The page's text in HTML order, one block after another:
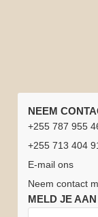
LINKS
Safari-
ervaringen
Neem
REIZEN
Safari
Beklim
Kilimanjaro
Tanzania +
Zanzibar
Tanzania
PARKEN
nationaal
park
Nationaal
nationaal
park
Nationaal
Beste
Weer in
Reisverzekering
Zanzibar
NEEM
+255 787 955
+255 713 404
E-mail ons
Neem contact
MELD JE